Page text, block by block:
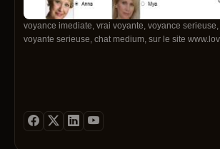
voyance imediate, vrai voyante, voyance
voyante serieuse, chat medium, sur le site